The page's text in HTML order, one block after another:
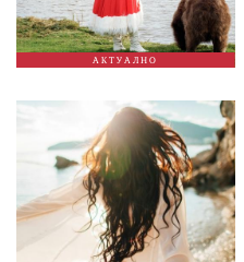
АКТУАЛНО